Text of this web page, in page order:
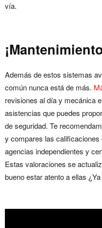
vía.
Además de estos sistemas
común nunca está de más.
revisiones al día y mecánica
asistencias que puedes
de seguridad. Te
y compares las calificaciones
agencias independientes y
Estas valoraciones se
bueno estar atento a ellas